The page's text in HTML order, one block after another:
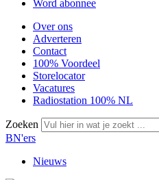
Word abonnee
Over ons
Adverteren
Contact
100% Voordeel
Storelocator
Vacatures
Radiostation 100% NL
Zoeken
BN'ers
Nieuws